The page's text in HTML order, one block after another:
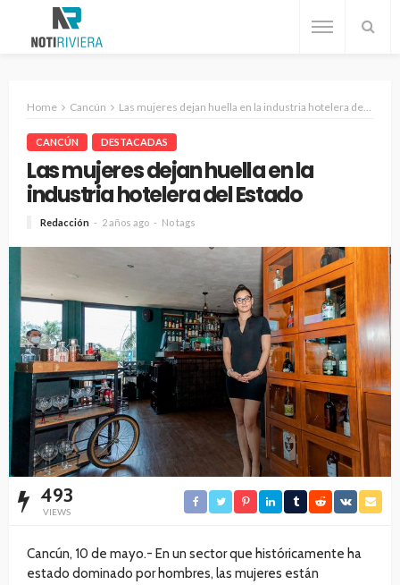
Home Cancún Las mujeres dejan huella en la industria hotelera del Estado
CANCÚN DESTACADAS
Las mujeres dejan huella en la
industria hotelera del Estado
Redacción 2 años ago No tags
493
VIEWS
Cancún, 10 de mayo.- En un sector que históricamente ha
estado dominado por hombres, las mujeres están